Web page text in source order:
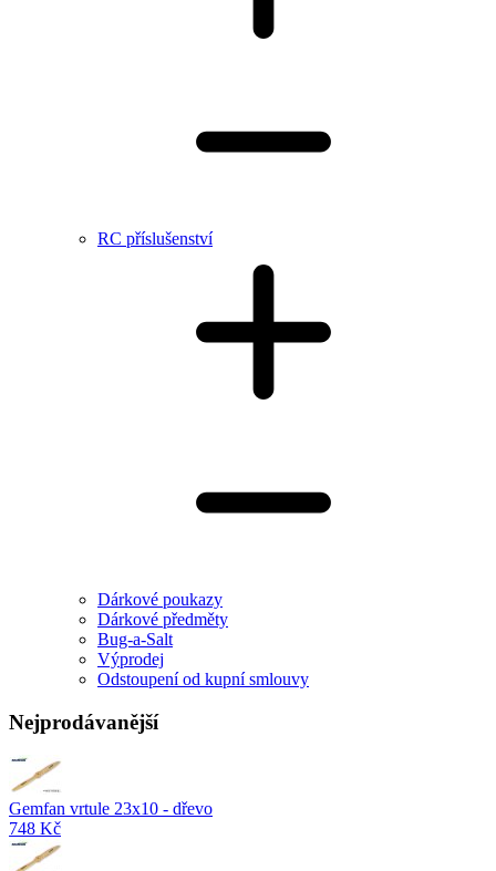
RC příslušenství
Dárkové poukazy
Dárkové předměty
Bug-a-Salt
Výprodej
Odstoupení od kupní smlouvy
Nejprodávanější
Gemfan vrtule 23x10 - dřevo
748 Kč